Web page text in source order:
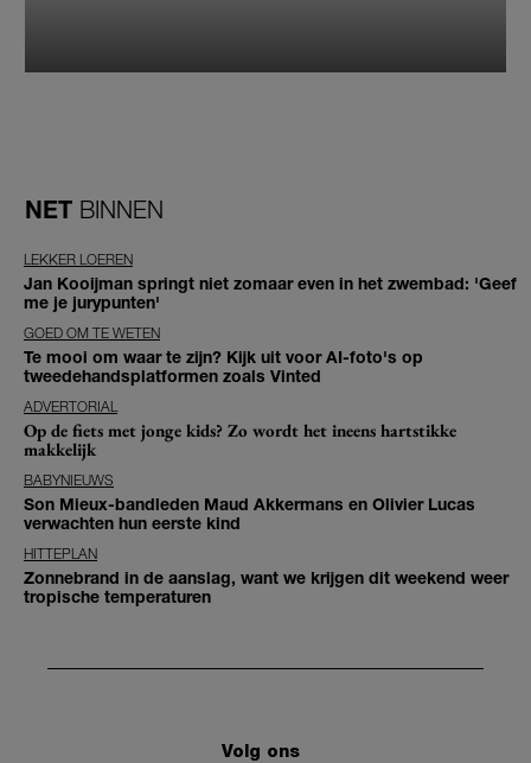
NET BINNEN
LEKKER LOEREN
Jan Kooijman springt niet zomaar even in het zwembad: 'Geef
me je jurypunten'
GOED OM TE WETEN
Te mooi om waar te zijn? Kijk uit voor AI-foto's op
tweedehandsplatformen zoals Vinted
ADVERTORIAL
Op de fiets met jonge kids? Zo wordt het ineens hartstikke
makkelijk
BABYNIEUWS
Son Mieux-bandleden Maud Akkermans en Olivier Lucas
verwachten hun eerste kind
HITTEPLAN
Zonnebrand in de aanslag, want we krijgen dit weekend weer
tropische temperaturen
Volg ons